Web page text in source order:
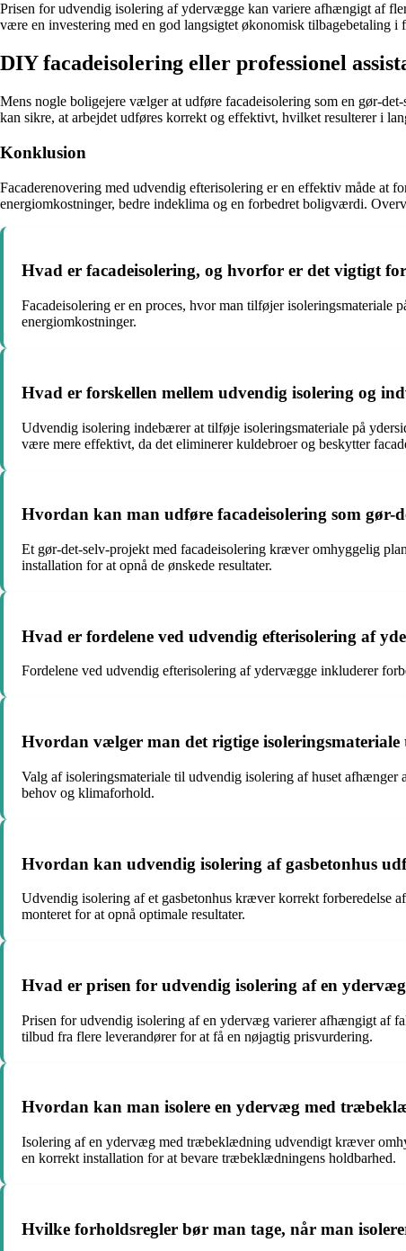
Prisen for udvendig isolering af ydervægge kan variere afhængigt af
være en investering med en god langsigtet økonomisk tilbagebetaling i
DIY facadeisolering eller professionel
Mens nogle boligejere vælger at udføre facadeisolering som en gør-
kan sikre, at arbejdet udføres korrekt og effektivt, hvilket resulterer i
Konklusion
Facaderenovering med udvendig efterisolering er en effektiv måde at
energiomkostninger, bedre indeklima og en forbedret boligværdi.
Hvad er facadeisolering, og hvorfor er det vigtigt
Facadeisolering er en proces, hvor man tilføjer isoleringsmateriale
energiomkostninger.
Hvad er forskellen mellem udvendig isolering og
Udvendig isolering indebærer at tilføje isoleringsmateriale på
være mere effektivt, da det eliminerer kuldebroer og beskytter
Hvordan kan man udføre facadeisolering som gør-
Et gør-det-selv-projekt med facadeisolering kræver omhyggelig
installation for at opnå de ønskede resultater.
Hvad er fordelene ved udvendig efterisolering af
Fordelene ved udvendig efterisolering af ydervægge inkluderer
Hvordan vælger man det rigtige isoleringsmateriale
Valg af isoleringsmateriale til udvendig isolering af huset
behov og klimaforhold.
Hvordan kan udvendig isolering af gasbetonhus
Udvendig isolering af et gasbetonhus kræver korrekt forberedelse
monteret for at opnå optimale resultater.
Hvad er prisen for udvendig isolering af en
Prisen for udvendig isolering af en ydervæg varierer afhængigt af
tilbud fra flere leverandører for at få en nøjagtig prisvurdering.
Hvordan kan man isolere en ydervæg med
Isolering af en ydervæg med træbeklædning udvendigt kræver
en korrekt installation for at bevare træbeklædningens holdbarhed.
Hvilke forholdsregler bør man tage, når man